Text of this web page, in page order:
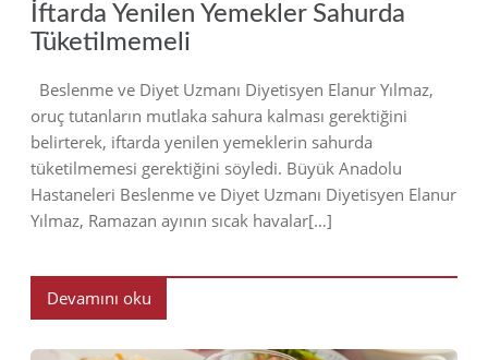
İftarda Yenilen Yemekler Sahurda
Tüketilmemeli
Beslenme ve Diyet Uzmanı Diyetisyen Elanur Yılmaz,
oruç tutanların mutlaka sahura kalması gerektiğini
belirterek, iftarda yenilen yemeklerin sahurda
tüketilmemesi gerektiğini söyledi. Büyük Anadolu
Hastaneleri Beslenme ve Diyet Uzmanı Diyetisyen Elanur
Yılmaz, Ramazan ayının sıcak havalar[…]
Devamını oku